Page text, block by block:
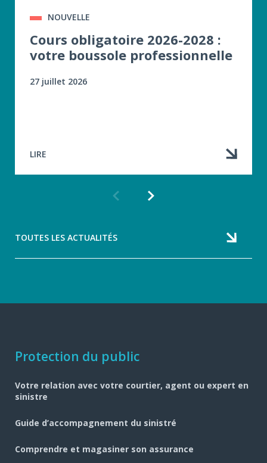
NOUVELLE
Cours obligatoire 2026-2028 :
votre boussole professionnelle
27 juillet 2026
LIRE
Article
TOUTES LES ACTUALITÉS
Navigation
pied
de
page
Protection du public
Votre relation avec votre courtier, agent ou expert en
sinistre
Guide d’accompagnement du sinistré
Comprendre et magasiner son assurance